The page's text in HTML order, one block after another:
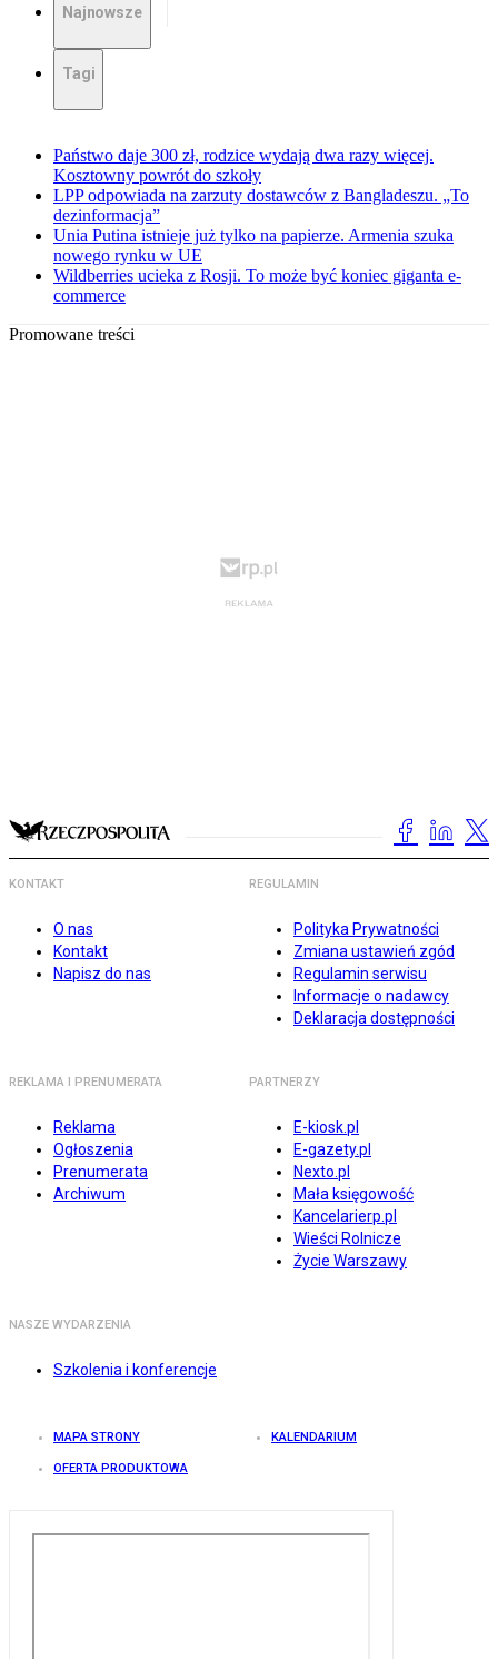
Najnowsze
Tagi
Państwo daje 300 zł, rodzice wydają dwa razy więcej.
Kosztowny powrót do szkoły
LPP odpowiada na zarzuty dostawców z Bangladeszu. „To
dezinformacja”
Unia Putina istnieje już tylko na papierze. Armenia szuka
nowego rynku w UE
Wildberries ucieka z Rosji. To może być koniec giganta e-
commerce
Promowane treści
KONTAKT
O nas
Kontakt
Napisz do nas
REGULAMIN
Polityka Prywatności
Zmiana ustawień zgód
Regulamin serwisu
Informacje o nadawcy
Deklaracja dostępności
REKLAMA I PRENUMERATA
Reklama
Ogłoszenia
Prenumerata
Archiwum
PARTNERZY
E-kiosk.pl
E-gazety.pl
Nexto.pl
Mała księgowość
Kancelarierp.pl
Wieści Rolnicze
Życie Warszawy
NASZE WYDARZENIA
Szkolenia i konferencje
MAPA STRONY KALENDARIUM
OFERTA PRODUKTOWA